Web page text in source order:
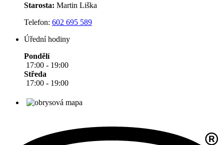
Starosta: Martin Liška
Telefon: 602 695 589
Úřední hodiny
Pondělí
17:00 - 19:00
Středa
17:00 - 19:00